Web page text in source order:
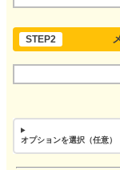
STEP2
オプションを選択（任意）